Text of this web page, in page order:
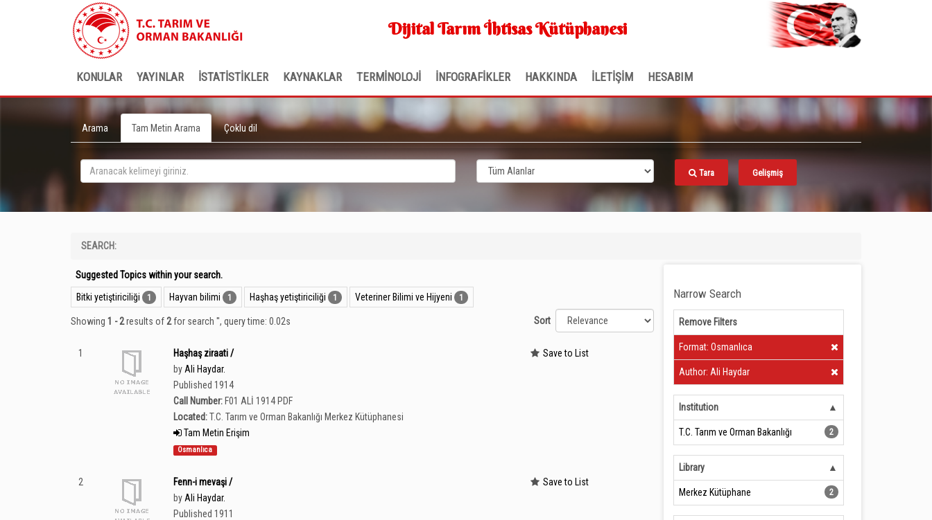
Dijital Tarım İhtisas Kütüphanesi
KONULAR YAYINLAR İSTATİSTİKLER KAYNAKLAR TERMİNOLOJİ İNFOGRAFİKLER HAKKINDA İLETİŞİM HESABIM
Arama Tam Metin Arama Çoklu dil
Tara Gelişmiş
SEARCH:
Suggested Topics within your search.
Bitki yetiştiriciliği
1 Hayvan bilimi 1 Haşhaş yetiştiriciliği 1 Veteriner Bilimi ve Hijyeni 1
Showing 1 - 2results of 2for search '', query time: 0.02s Sort
1
Haşhaş ziraati /
by Ali Haydar.
Published 1914
Call Number: F01 ALİ 1914 PDF
Located:T.C. Tarım ve Orman Bakanlığı Merkez Kütüphanesi
Tam Metin Erişim
Osmanlıca
Save to List
2
Fenn-i mevaşi /
by Ali Haydar.
Published 1911
Save to List
Narrow Search
Remove Filters
Clear Filter
Format: Osmanlıca
Clear Filter
Author: Ali Haydar
Institution
T.C. Tarım ve Orman Bakanlığı 2
Library
Merkez Kütüphane 2